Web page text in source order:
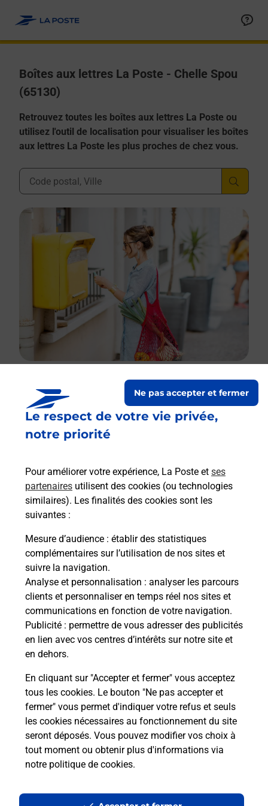
Le respect de votre vie privée,
notre priorité
Pour améliorer votre expérience, La Poste et ses
partenaires utilisent des cookies (ou technologies
similaires). Les finalités des cookies sont les
suivantes :
Mesure d’audience : établir des statistiques
complémentaires sur l’utilisation de nos sites et
suivre la navigation.
Analyse et personnalisation : analyser les parcours
clients et personnaliser en temps réel nos sites et
communications en fonction de votre navigation.
Publicité : permettre de vous adresser des publicités
en lien avec vos centres d’intérêts sur notre site et
en dehors.
En cliquant sur "Accepter et fermer" vous acceptez
tous les cookies. Le bouton "Ne pas accepter et
fermer" vous permet d'indiquer votre refus et seuls
les cookies nécessaires au fonctionnement du site
seront déposés. Vous pouvez modifier vos choix à
tout moment ou obtenir plus d'informations via
notre politique de cookies.
Ne pas accepter et fermer
Boîtes aux lettres La Poste - Chelle Spou
(65130)
Retrouvez toutes les boîtes aux lettres La Poste ou
utilisez l'outil de localisation pour visualiser les boîtes
aux lettres La Poste les plus proches de chez vous.
Ville, Département, Code Postal
Boîte aux lettres La Poste
Prochaine collecte du courrier
2 Chemin Barthe
Chelle Spou
Itinéraire
Le lien s'ouvre dans un nouvel onglet
Boîte aux lettres La Poste
Prochaine collecte du courriersamedi à 09h00
2 Route Du Bassia
65130
Chelle Spou
Itinéraire
Le lien s'ouvre dans un nouvel onglet
Localiser Liste Boîtes aux lettres
Hautes-Pyrénées
Chelle Spou